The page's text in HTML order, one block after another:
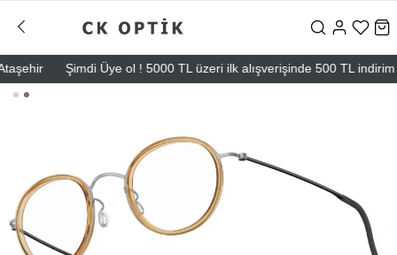
Şimdi Üye ol ! 5000 TL üzeri ilk alışverişinde 500 TL indirim